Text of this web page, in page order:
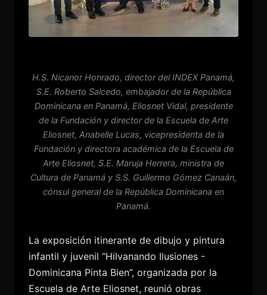
H.S. Nicanor Honrado, director del INDEX Panamá,
S.E. Roberto Salcedo, embajador de la República
Dominicana en Panamá, Eliosnet Vidal, presidente
de la Fundación y director de la Escuela de Arte
Eliosnet, Anabelle Lucas, vicepresidenta de la
Fundación y directora académica de la Escuela de
Arte Eliosnet, S.E. Maruja Herrera, ministra de
Cultura de Panamá y S.S. Guillermo Gómez Canaán,
cónsul general de la República Dominicana en
Panamá.
La exposición itinerante de dibujo y pintura
infantil y juvenil “Hilvanando Ilusiones -
Dominicana Pinta Bien”, organizada por la
Escuela de Arte Eliosnet, reunió obras